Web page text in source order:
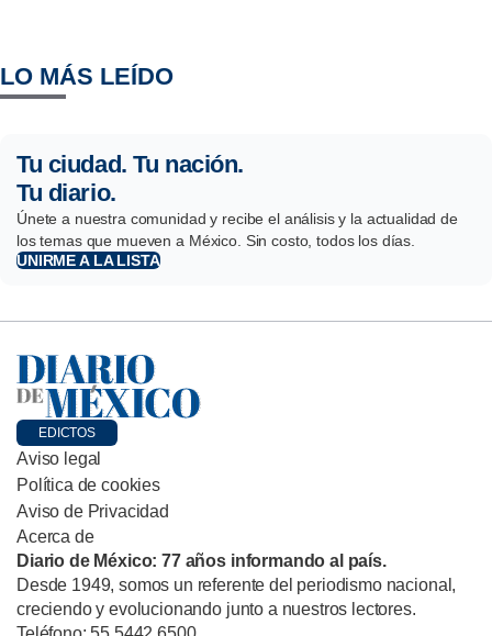
LO MÁS LEÍDO
Tu ciudad. Tu nación.
Tu diario.
Únete a nuestra comunidad y recibe el análisis y la actualidad de
los temas que mueven a México. Sin costo, todos los días.
UNIRME A LA LISTA
EDICTOS
Aviso legal
Política de cookies
Aviso de Privacidad
Acerca de
Diario de México: 77 años informando al país.
Desde 1949, somos un referente del periodismo nacional,
creciendo y evolucionando junto a nuestros lectores.